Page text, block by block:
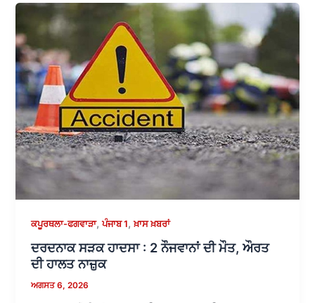
ਕਪੂਰਥਲਾ-ਫਗਵਾੜਾ,ਪੰਜਾਬ 1,ਖ਼ਾਸ ਖ਼ਬਰਾਂ
ਦਰਦਨਾਕ ਸੜਕ ਹਾਦਸਾ : 2 ਨੌਜਵਾਨਾਂ ਦੀ ਮੌਤ, ਔਰਤ
ਦੀ ਹਾਲਤ ਨਾਜ਼ੁਕ
ਅਗਸਤ 6, 2026